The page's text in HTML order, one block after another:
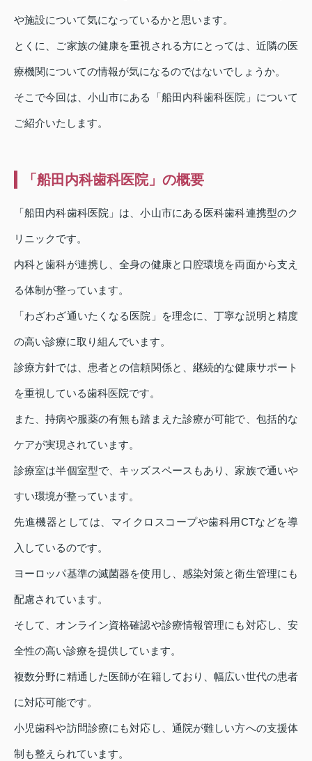
や施設について気になっているかと思います。
とくに、ご家族の健康を重視される方にとっては、近隣の医
療機関についての情報が気になるのではないでしょうか。
そこで今回は、小山市にある「船田内科歯科医院」について
ご紹介いたします。
「船田内科歯科医院」の概要
「船田内科歯科医院」は、小山市にある医科歯科連携型のク
リニックです。
内科と歯科が連携し、全身の健康と口腔環境を両面から支え
る体制が整っています。
「わざわざ通いたくなる医院」を理念に、丁寧な説明と精度
の高い診療に取り組んでいます。
診療方針では、患者との信頼関係と、継続的な健康サポート
を重視している歯科医院です。
また、持病や服薬の有無も踏まえた診療が可能で、包括的な
ケアが実現されています。
診療室は半個室型で、キッズスペースもあり、家族で通いや
すい環境が整っています。
先進機器としては、マイクロスコープや歯科用CTなどを導
入しているのです。
ヨーロッパ基準の滅菌器を使用し、感染対策と衛生管理にも
配慮されています。
そして、オンライン資格確認や診療情報管理にも対応し、安
全性の高い診療を提供しています。
複数分野に精通した医師が在籍しており、幅広い世代の患者
に対応可能です。
小児歯科や訪問診療にも対応し、通院が難しい方への支援体
制も整えられています。